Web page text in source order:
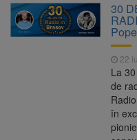
30
22
La
de
în